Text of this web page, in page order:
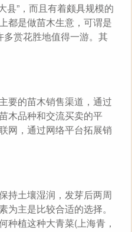
县”，而且有着颇具规模的
都是做苗木生意，可谓是
赏花胜地值得一游。其
要的苗木销售渠道，通过
木品种和交流买卖的平
网，通过网络平台拓展销
持土壤湿润，发芽后两周
主是比较合适的选择。
植这种大青菜(上海青，